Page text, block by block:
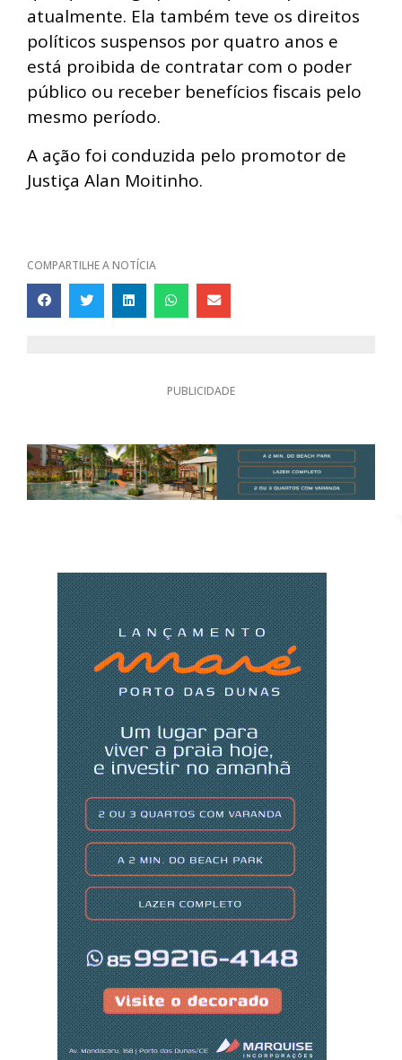
atualmente. Ela também teve os direitos
políticos suspensos por quatro anos e
está proibida de contratar com o poder
público ou receber benefícios fiscais pelo
mesmo período.
A ação foi conduzida pelo promotor de
Justiça Alan Moitinho.
COMPARTILHE A NOTÍCIA
PUBLICIDADE